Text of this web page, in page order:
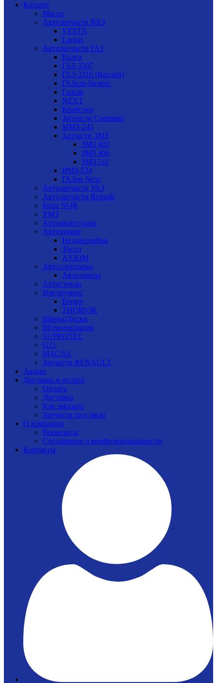
Каталог
Масло
Автозапчасти ВАЗ
VESTA
Largus
Автозапчасти ГАЗ
Волга
ГАЗ-3307
ГАЗ-3310 (Валдай)
ГАЗель-Бизнес
Газель
NEXT
Крайслер
Запчасти Cummins
ММЗ-245
Запчасти ЗМЗ
ЗМЗ 402
ЗМЗ 406
ЗМЗ 511
ЯМЗ-534
ГАЗон Next
Автозапчасти УАЗ
Автозапчасти Renault
Isuzu NQR
УМЗ
Автоаксессуары
Автохимия
Незамерзайка
Тосол
AXIOM
Автоэлектрика
Автолампы
Автостекло
Инструмент
Berger
THORVIK
Шины/Диски
Шумоизоляция
SUPROTEC
G21
МАСЛА
Запчасти RENAULT
Акции
Доставка и оплата
Оплата
Доставка
Как заказать
Запчасти под заказ
О компании
Реквизиты
Соглашение о конфиденциальности
Контакты